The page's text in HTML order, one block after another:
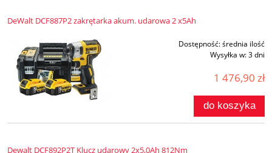
DeWalt DCF887P2 zakrętarka akum. udarowa 2 x5Ah
Dostępność:średnia ilość
Wysyłka w:3 dni
1 476,90 zł
do koszyka
Dewalt DCF892P2T Klucz udarowy 2x5,0Ah 812Nm